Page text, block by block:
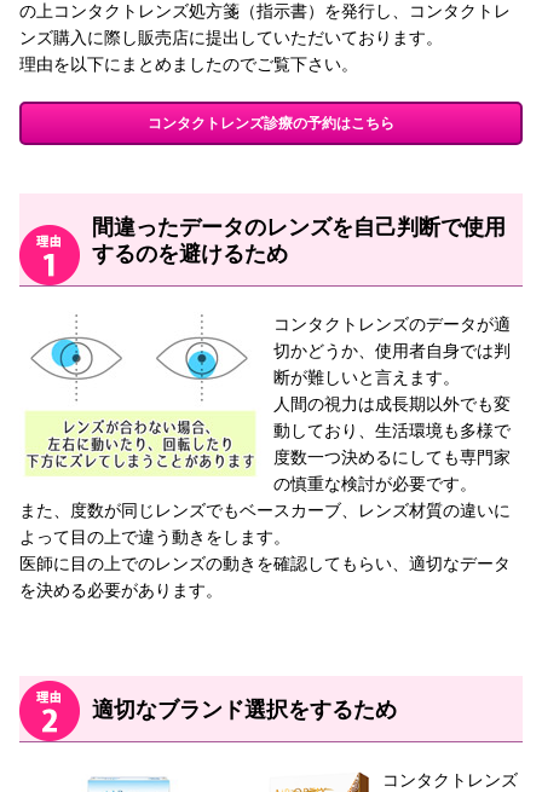
の上コンタクトレンズ処方箋（指示書）を発行し、コンタクトレ
ンズ購入に際し販売店に提出していただいております。
理由を以下にまとめましたのでご覧下さい。
コンタクトレンズ診療の予約はこちら
間違ったデータのレンズを自己判断で使用
するのを避けるため
コンタクトレンズのデータが適
切かどうか、使用者自身では判
断が難しいと言えます。
人間の視力は成長期以外でも変
動しており、生活環境も多様で
度数一つ決めるにしても専門家
の慎重な検討が必要です。
また、度数が同じレンズでもベースカーブ、レンズ材質の違いに
よって目の上で違う動きをします。
医師に目の上でのレンズの動きを確認してもらい、適切なデータ
を決める必要があります。
適切なブランド選択をするため
コンタクトレンズ